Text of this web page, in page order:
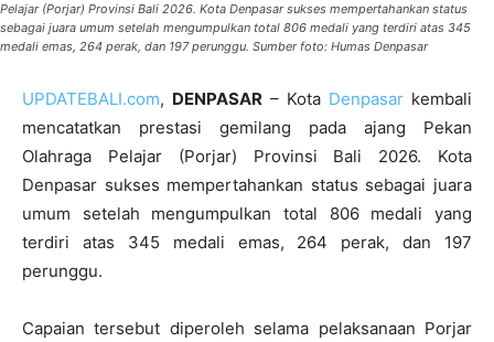
Pelajar (Porjar) Provinsi Bali 2026. Kota Denpasar sukses mempertahankan status
sebagai juara umum setelah mengumpulkan total 806 medali yang terdiri atas 345
medali emas, 264 perak, dan 197 perunggu. Sumber foto: Humas Denpasar
UPDATEBALI.com, DENPASAR – Kota Denpasar kembali
mencatatkan prestasi gemilang pada ajang Pekan
Olahraga Pelajar (Porjar) Provinsi Bali 2026. Kota
Denpasar sukses mempertahankan status sebagai juara
umum setelah mengumpulkan total 806 medali yang
terdiri atas 345 medali emas, 264 perak, dan 197
perunggu.
Capaian tersebut diperoleh selama pelaksanaan Porjar